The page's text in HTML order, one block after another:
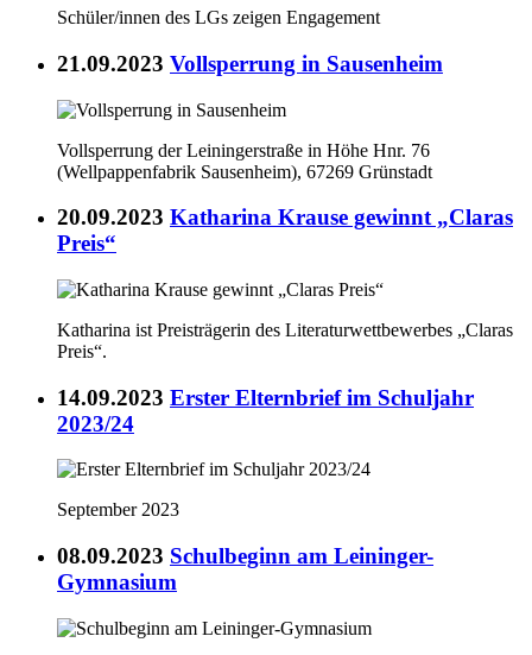
Schüler/innen des LGs zeigen Engagement
21.09.2023 Vollsperrung in Sausenheim
Vollsperrung der Leiningerstraße in Höhe Hnr. 76
(Wellpappenfabrik Sausenheim), 67269 Grünstadt
20.09.2023 Katharina Krause gewinnt „Claras
Preis“
Katharina ist Preisträgerin des Literaturwettbewerbes „Claras
Preis“.
14.09.2023 Erster Elternbrief im Schuljahr
2023/24
September 2023
08.09.2023 Schulbeginn am Leininger-
Gymnasium